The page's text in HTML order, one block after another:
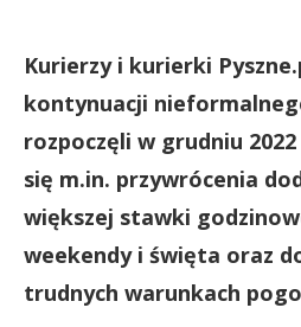
Kurierzy i kurierki
kontynuacji
rozpoczęli w grudniu
się m.in. przywrócenia
większej stawki
weekendy i święta oraz
trudnych warunkach